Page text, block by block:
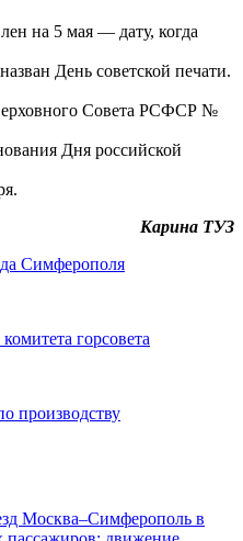
на 5 мая — дату, когда
День советской печати.
Совета РСФСР №
Дня российской
Карина ТУЗ
Симферополя
горсовета
производству
Москва–Симферополь в